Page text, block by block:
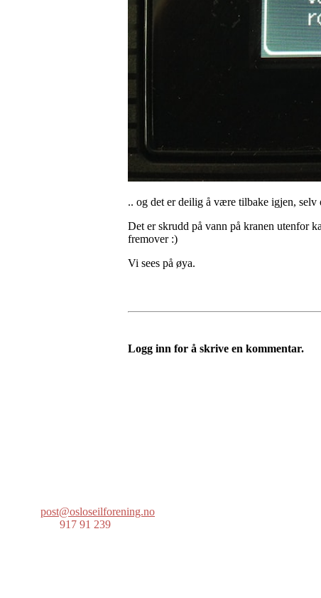
.. og det er deilig å være tilbake igjen, selv
Det er skrudd på vann på kranen utenfor
fremover :)
Vi sees på øya.
Logg inn for å skrive en kommentar.
post@osloseilforening.no
917 91 239